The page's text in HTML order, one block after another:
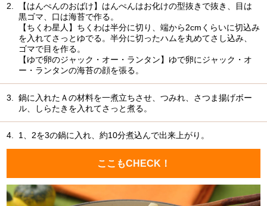
2.
【はんぺんのおばけ】はんぺんはお化けの型抜きで抜き、目は
黒ゴマ、口は海苔で作る。
【ちくわ星人】ちくわは半分に切り、端から2cmくらいに切込み
を入れてさっとゆでる。半分に切ったハムを丸めてさし込み、
ゴマで目を作る。
【ゆで卵のジャック・オー・ランタン】ゆで卵にジャック・オ
ー・ランタンの海苔の顔を張る。
3.
鍋に入れたＡの材料を一煮立ちさせ、つみれ、さつま揚げボー
ル、しらたきを入れてさっと煮る。
4. 1、2を3の鍋に入れ、約10分煮込んで出来上がり。
ここもCHECK！